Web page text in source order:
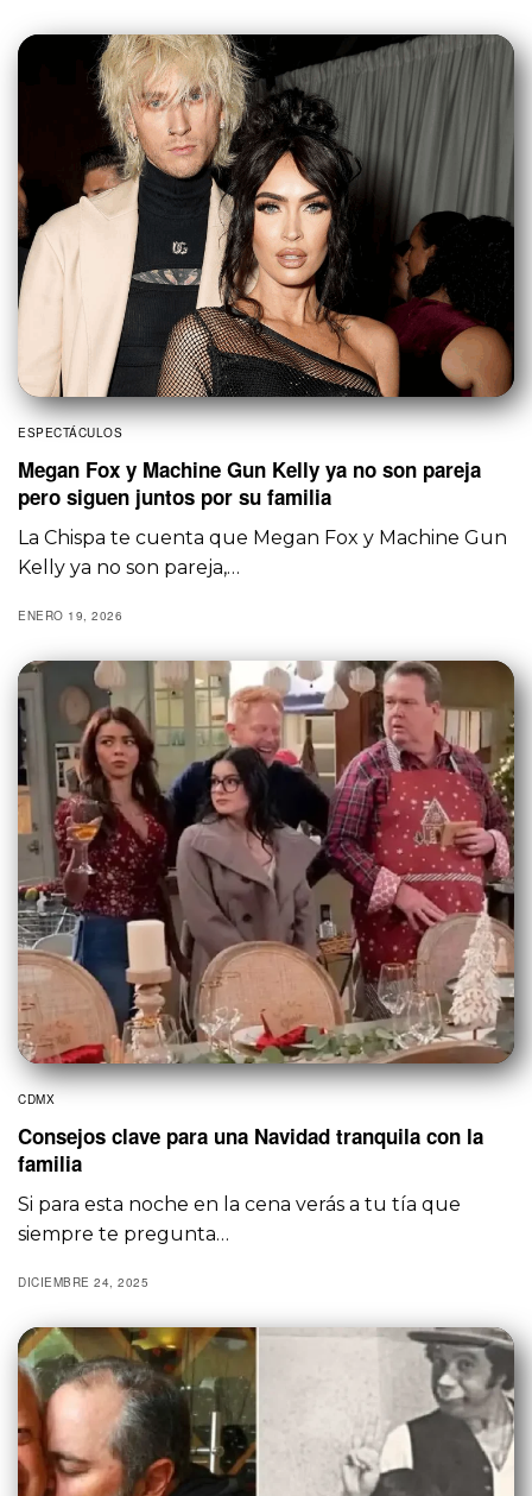
ESPECTÁCULOS
Megan Fox y Machine Gun Kelly ya no son pareja
pero siguen juntos por su familia
La Chispa te cuenta que Megan Fox y Machine Gun
Kelly ya no son pareja,…
ENERO 19, 2026
CDMX
Consejos clave para una Navidad tranquila con la
familia
Si para esta noche en la cena verás a tu tía que
siempre te pregunta…
DICIEMBRE 24, 2025